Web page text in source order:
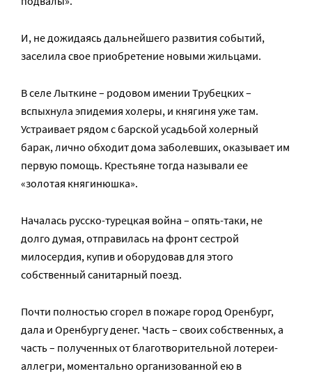
И, не дожидаясь дальнейшего развития событий,
заселила свое приобретение новыми жильцами.
В селе Лыткине – родовом имении Трубецких –
вспыхнула эпидемия холеры, и княгиня уже там.
Устраивает рядом с барской усадьбой холерный
барак, лично обходит дома заболевших, оказывает им
первую помощь. Крестьяне тогда называли ее
«золотая княгинюшка».
Началась русско-турецкая война – опять-таки, не
долго думая, отправилась на фронт сестрой
милосердия, купив и оборудовав для этого
собственный санитарный поезд.
Почти полностью сгорел в пожаре город Оренбург,
дала и Оренбургу денег. Часть – своих собственных, а
часть – полученных от благотворительной лотереи-
аллегри, моментально организованной ею в